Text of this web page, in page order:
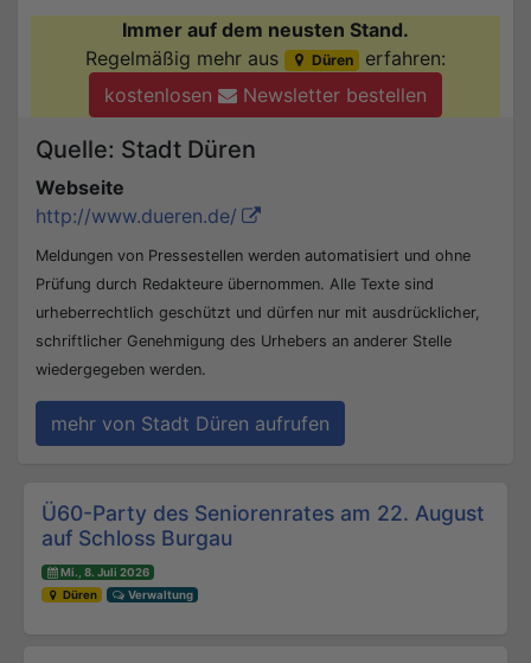
Immer auf dem neusten Stand.
Regelmäßig mehr aus
Düren
erfahren:
kostenlosen
Newsletter bestellen
Quelle: Stadt Düren
Webseite
http://www.dueren.de/
Meldungen von Pressestellen werden automatisiert und ohne
Prüfung durch Redakteure übernommen. Alle Texte sind
urheberrechtlich geschützt und dürfen nur mit ausdrücklicher,
schriftlicher Genehmigung des Urhebers an anderer Stelle
wiedergegeben werden.
mehr von Stadt Düren aufrufen
Beitrags-Navigation
Ü60-Party des Seniorenrates am 22. August
auf Schloss Burgau
Mi., 8. Juli 2026
Düren
Verwaltung